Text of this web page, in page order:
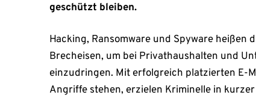
geschützt bleiben.
Hacking, Ransomware und Spyware heißen
Brecheisen, um bei Privathaushalten und
einzudringen. Mit erfolgreich platzierten E-
Angriffe stehen, erzielen Kriminelle in